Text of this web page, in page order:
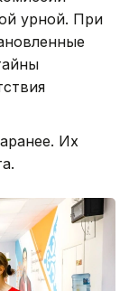
урной. При
Их